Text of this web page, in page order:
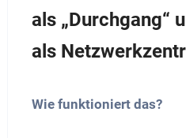
als „Durchgang“
als
Wie funktioniert das?